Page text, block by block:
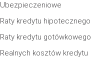
Ubezpieczeniowe
Raty kredytu hipotecznego
Raty kredytu gotówkowego
Realnych kosztów kredytu